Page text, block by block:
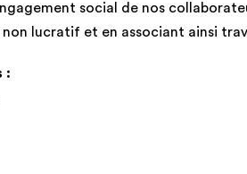
social de nos
lucratif et en associant ainsi
: